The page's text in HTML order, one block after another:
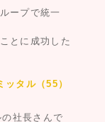
ープで統一
とに成功した
タル（55）
社長さんで